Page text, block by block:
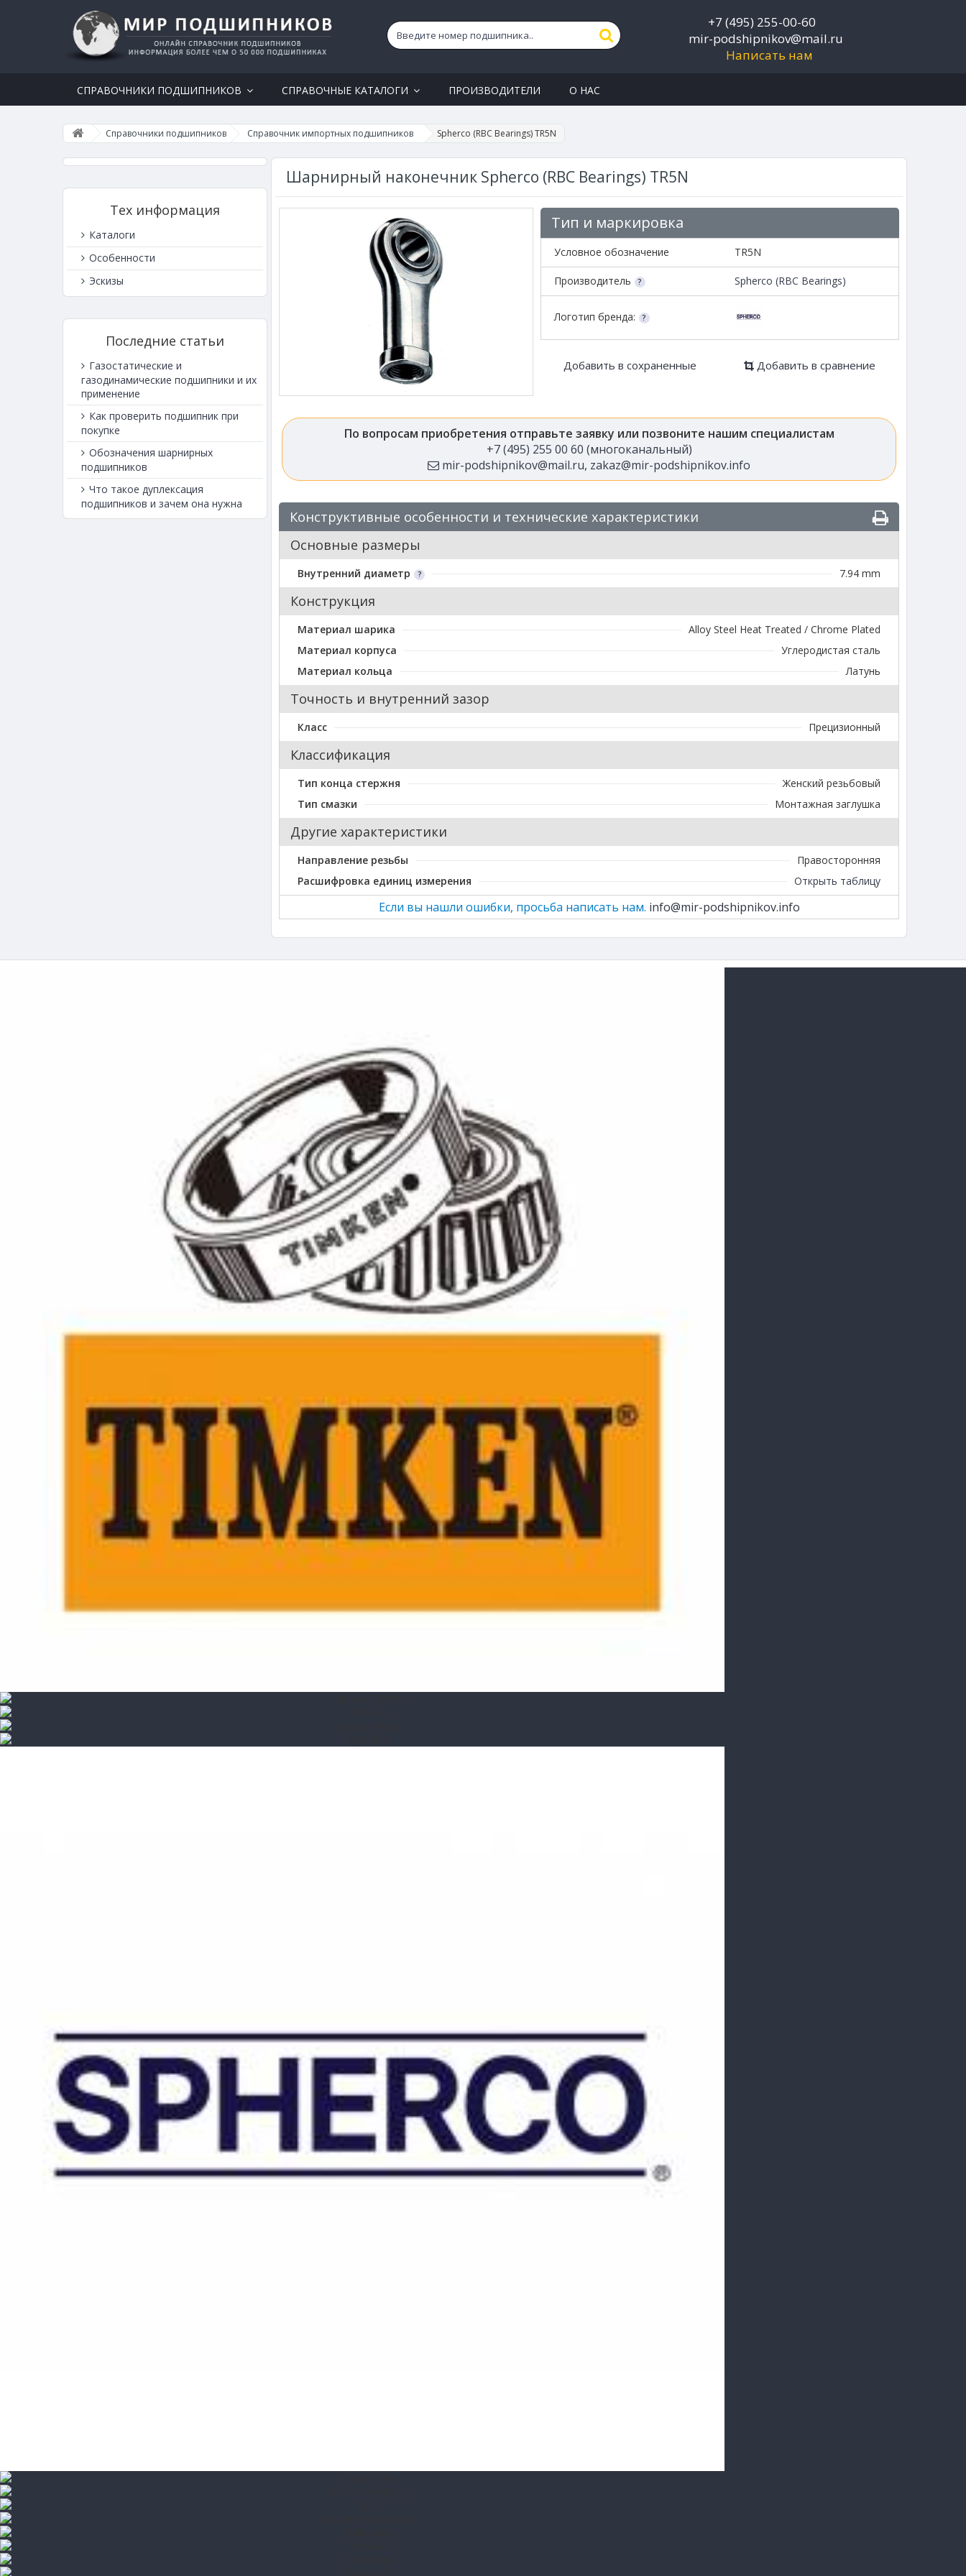
+7 (495) 255-00-60
mir-podshipnikov@mail.ru
Написать нам
СПРАВОЧНИКИ ПОДШИПНИКОВ СПРАВОЧНЫЕ КАТАЛОГИ ПРОИЗВОДИТЕЛИ О НАС
Справочники подшипников Справочник импортных подшипников Spherco (RBC Bearings) TR5N
Тех информация
Каталоги
Особенности
Эскизы
Последние статьи
Газостатические и
газодинамические подшипники и их
применение
Как проверить подшипник при
покупке
Обозначения шарнирных
подшипников
Что такое дуплексация
подшипников и зачем она нужна
Шарнирный наконечник Spherco (RBC Bearings) TR5N
Тип и маркировка
Условное обозначение TR5N
Производитель Spherco (RBC Bearings)
Логотип бренда:
Добавить в сохраненные Добавить в сравнение
По вопросам приобретения отправьте заявку или позвоните нашим специалистам
+7 (495) 255 00 60 (многоканальный)
mir-podshipnikov@mail.ru, zakaz@mir-podshipnikov.info
Конструктивные особенности и технические характеристики
Основные размеры
Внутренний диаметр 7.94 mm
Конструкция
Материал шарика
Alloy Steel Heat Treated / Chrome Plated
Материал корпуса
Углеродистая сталь
Материал кольца
Латунь
Точность и внутренний зазор
Класс Прецизионный
Классификация
Тип конца стержня
Женский резьбовый
Тип смазки
Монтажная заглушка
Другие характеристики
Направление резьбы
Правосторонняя
Расшифровка единиц измерения
Открыть таблицу
Если вы нашли ошибки, просьба написать нам. info@mir-podshipnikov.info